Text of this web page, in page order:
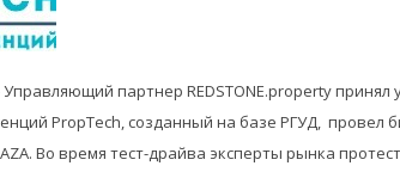
партнер REDSTONE.property принял
PropTech, созданный на базе РГУД, провел
Во время тест-драйва эксперты рынка